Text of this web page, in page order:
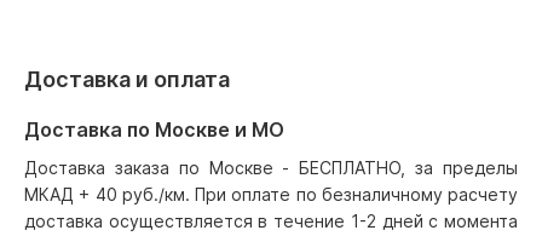
Доставка и оплата
Доставка по Москве и МО
Доставка заказа по Москве - БЕСПЛАТНО, за пределы
МКАД + 40 руб./км. При оплате по безналичному расчету
доставка осуществляется в течение 1-2 дней с момента